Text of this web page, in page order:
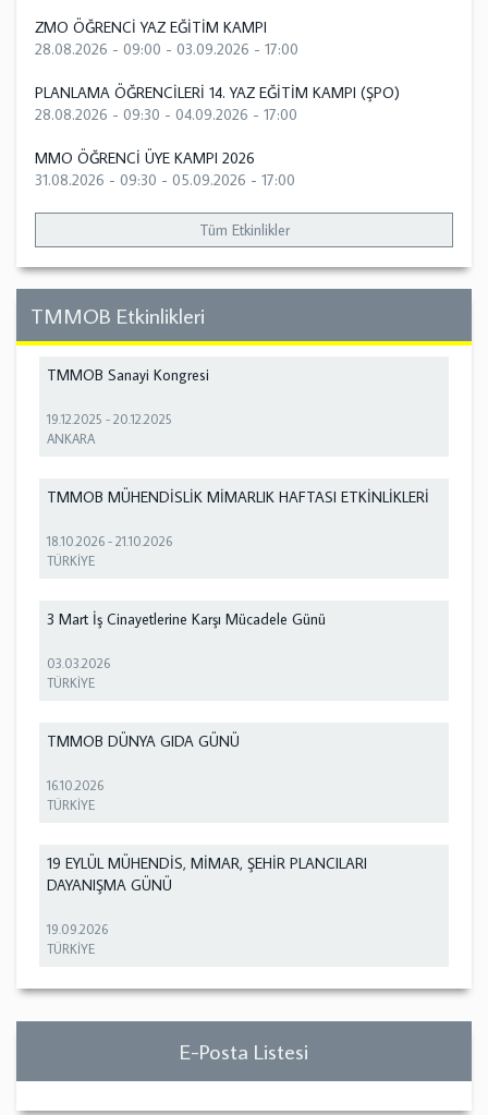
ZMO ÖĞRENCİ YAZ EĞİTİM KAMPI
28.08.2026 - 09:00 - 03.09.2026 - 17:00
PLANLAMA ÖĞRENCİLERİ 14. YAZ EĞİTİM KAMPI (ŞPO)
28.08.2026 - 09:30 - 04.09.2026 - 17:00
MMO ÖĞRENCİ ÜYE KAMPI 2026
31.08.2026 - 09:30 - 05.09.2026 - 17:00
Tüm Etkinlikler
TMMOB Etkinlikleri
TMMOB Sanayi Kongresi
19.12.2025 -20.12.2025
ANKARA
TMMOB MÜHENDİSLİK MİMARLIK HAFTASI ETKİNLİKLERİ
18.10.2026 -21.10.2026
TÜRKİYE
3 Mart İş Cinayetlerine Karşı Mücadele Günü
03.03.2026
TÜRKİYE
TMMOB DÜNYA GIDA GÜNÜ
16.10.2026
TÜRKİYE
19 EYLÜL MÜHENDİS, MİMAR, ŞEHİR PLANCILARI
DAYANIŞMA GÜNÜ
19.09.2026
TÜRKİYE
E-Posta Listesi